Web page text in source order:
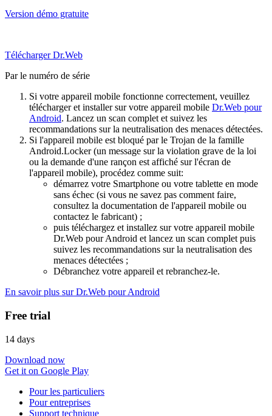
Version démo gratuite
Télécharger Dr.Web
Par le numéro de série
Si votre appareil mobile fonctionne correctement, veuillez
télécharger et installer sur votre appareil mobile Dr.Web pour
Android. Lancez un scan complet et suivez les
recommandations sur la neutralisation des menaces détectées.
Si l'appareil mobile est bloqué par le Trojan de la famille
Android.Locker (un message sur la violation grave de la loi
ou la demande d'une rançon est affiché sur l'écran de
l'appareil mobile), procédez comme suit:
démarrez votre Smartphone ou votre tablette en mode
sans échec (si vous ne savez pas comment faire,
consultez la documentation de l'appareil mobile ou
contactez le fabricant) ;
puis téléchargez et installez sur votre appareil mobile
Dr.Web pour Android et lancez un scan complet puis
suivez les recommandations sur la neutralisation des
menaces détectées ;
Débranchez votre appareil et rebranchez-le.
En savoir plus sur Dr.Web pour Android
Free trial
14 days
Download now
Get it on Google Play
Pour les particuliers
Pour entreprises
Support technique